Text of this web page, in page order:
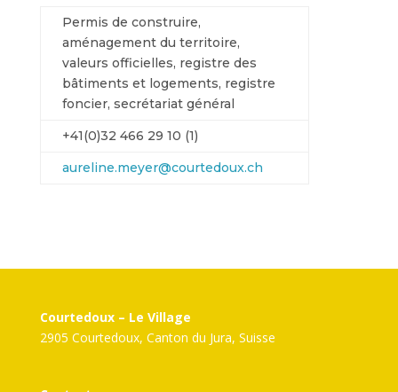
Permis de construire,
aménagement du territoire,
valeurs officielles, registre des
bâtiments et logements, registre
foncier, secrétariat général
+41(0)32 466 29 10 (1)
aureline.meyer@courtedoux.ch
Courtedoux – Le Village
2905 Courtedoux, Canton du Jura, Suisse